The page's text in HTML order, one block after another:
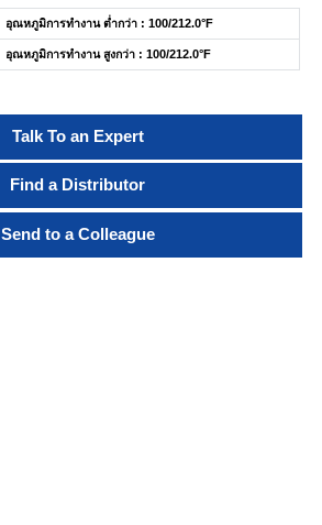
อุณหภูมิการทำงาน ต่ำกว่า : 100/212.0°F
อุณหภูมิการทำงาน สูงกว่า : 100/212.0°F
Talk To an Expert
Find a Distributor
Send to a Colleague